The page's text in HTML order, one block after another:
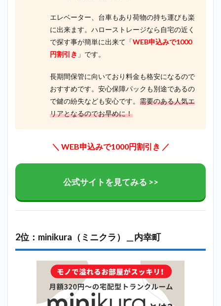
ノス
クロ
ーゼ
ット
＿内
幸町
2.10
ドッと
ナ＿内
幸町
内幸
町で
ージ
で探
が最
もお
すす
エレベーター、台車もあり荷物の持ち運びも楽
に出来ます。ハローストレージなら自宅の近く
で探す事が簡単に出来て「WEB申込みで1000
円割引き 」です。
長期間保管に向いており料金も格安になるので
おすすめです。安心保障パックも別途であるの
で鍵の紛失なども安心です。 需要のある人気エ
リアとなるのでお早めに！
＼ WEB申込みで1000円割引き ／
公式サイトを見てみる >>
2位：minikura（ミニクラ）＿内幸町